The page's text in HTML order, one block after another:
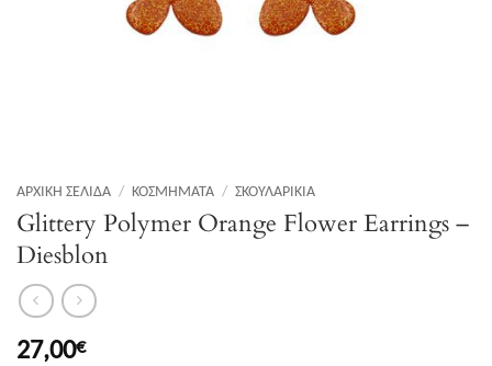
ΑΡΧΙΚΉ ΣΕΛΊΔΑ / ΚΟΣΜΉΜΑΤΑ / ΣΚΟΥΛΑΡΊΚΙΑ
Glittery Polymer Orange Flower Earrings –
Diesblon
27,00€